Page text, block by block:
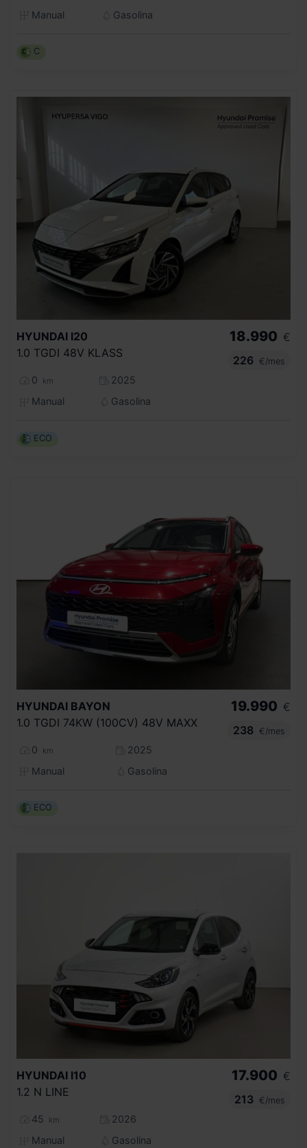
Manual
Gasolina
C
HYUNDAI I20
1.0 TGDI 48V KLASS
0 km
2025
Manual
Gasolina
18.990 €
226
€/mes
ECO
HYUNDAI BAYON
1.0 TGDI 74KW (100CV) 48V MAXX
0 km
2025
Manual
Gasolina
19.990 €
238
€/mes
ECO
HYUNDAI I10
1.2 N LINE
45 km
2026
Manual
Gasolina
17.900 €
213
€/mes